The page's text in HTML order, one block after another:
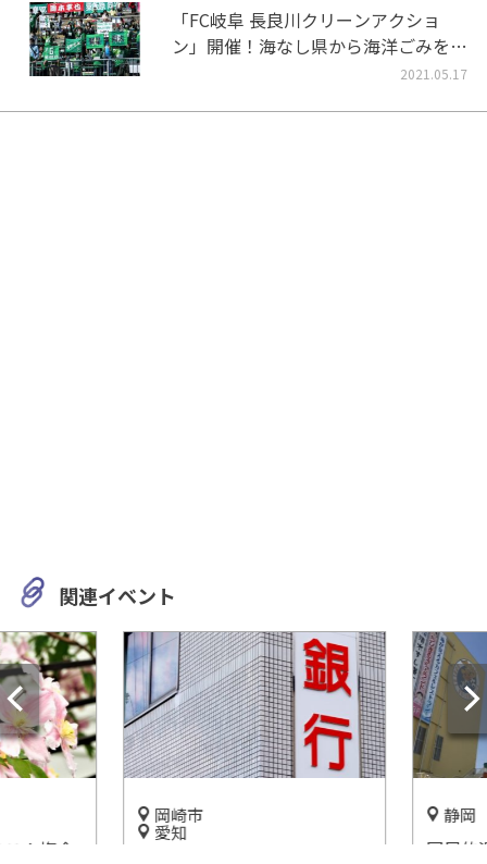
「FC岐阜 長良川クリーンアクショ
ン」開催！海なし県から海洋ごみをな
2021.05.17
関連イベント
！複合
岡崎市
愛知
静岡
国民的